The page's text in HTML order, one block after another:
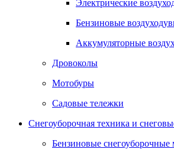
Электрические
Бензиновые
Аккумуляторные
Дровоколы
Мотобуры
Садовые тележки
Снегоуборочная техника и
Бензиновые